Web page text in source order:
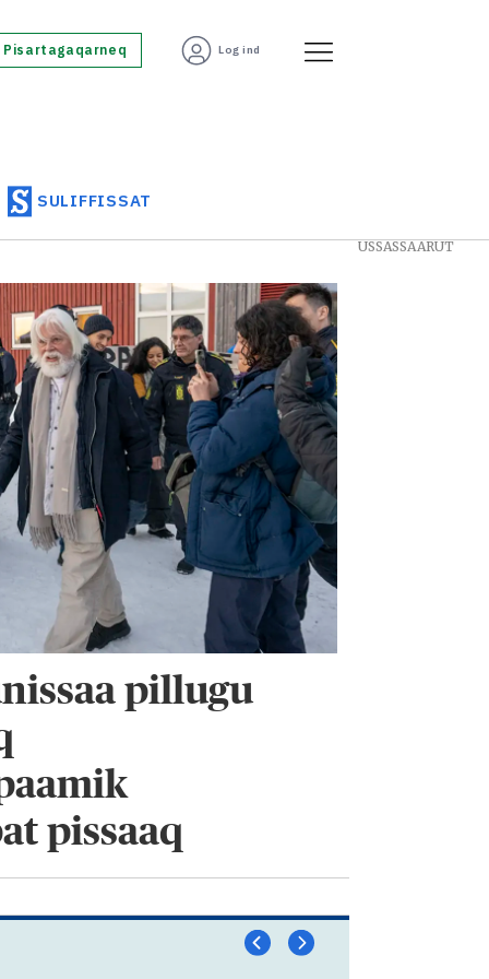
Pisartagaqarneq Log ind
SULIFFISSAT
pillugu
pissaaq
USSASSAARUT